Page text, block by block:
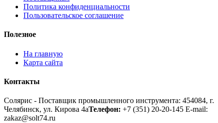
Политика конфиденциальности
Пользовательское соглашение
Полезное
На главную
Карта сайта
Контакты
Солярис - Поставщик промышленного инструмента: 454084, г.
Челябинск, ул. Кирова 4аТелефон: +7 (351) 20-20-145 E-mail:
zakaz@solt74.ru